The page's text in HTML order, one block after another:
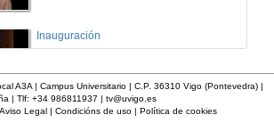
Conferencia
Inauguración
A3A | Campus Universitario | C.P. 36310 Vigo (Pontevedra) |
| Tlf: +34 986811937 | tv@uvigo.es
Aviso Legal| Condicións de uso| Política de cookies